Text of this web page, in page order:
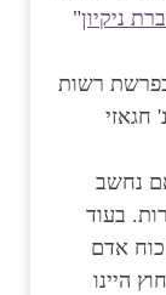
ניקיון"
רשות
נ' חגאזי
נחשב
בעוד
אדם
היינו